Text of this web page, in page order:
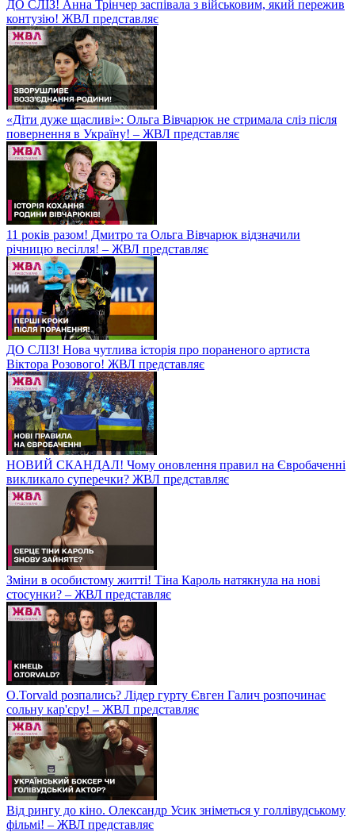
ДО СЛІЗ! Анна Трінчер заспівала з військовим, який пережив
контузію! ЖВЛ представляє
«Діти дуже щасливі»: Ольга Вівчарюк не стримала сліз після
повернення в Україну! – ЖВЛ представляє
11 років разом! Дмитро та Ольга Вівчарюк відзначили
річницю весілля! – ЖВЛ представляє
ДО СЛІЗ! Нова чутлива історія про пораненого артиста
Віктора Розового! ЖВЛ представляє
НОВИЙ СКАНДАЛ! Чому оновлення правил на Євробаченні
викликало суперечки? ЖВЛ представляє
Зміни в особистому житті! Тіна Кароль натякнула на нові
стосунки? – ЖВЛ представляє
O.Torvald розпались? Лідер гурту Євген Галич розпочинає
сольну кар'єру! – ЖВЛ представляє
Від рингу до кіно. Олександр Усик зніметься у голлівудському
фільмі! – ЖВЛ представляє